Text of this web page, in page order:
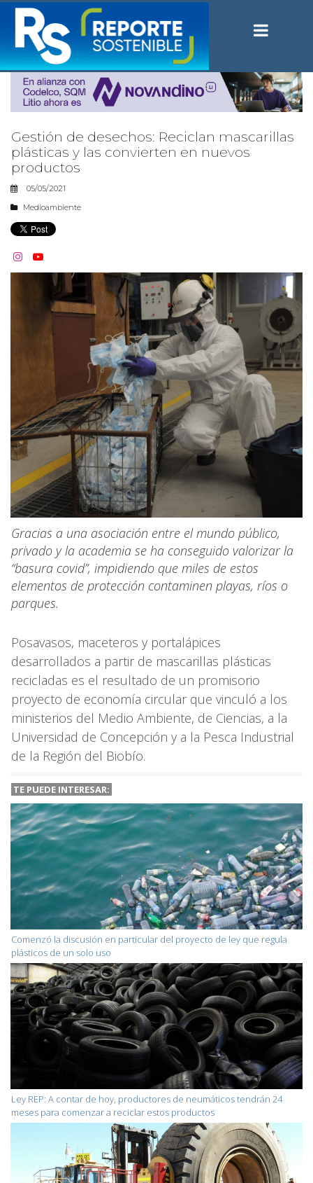
Gestión de desechos: Reciclan mascarillas
plásticas y las convierten en nuevos
productos
05/05/2021
Medioambiente
 
Gracias a una asociación entre el mundo público,
privado y la academia se ha conseguido valorizar la
“basura covid”, impidiendo que miles de estos
elementos de protección contaminen playas, ríos o
parques.
Posavasos, maceteros y portalápices
desarrollados a partir de mascarillas plásticas
recicladas es el resultado de un promisorio
proyecto de economía circular que vinculó a los
ministerios del Medio Ambiente, de Ciencias, a la
Universidad de Concepción y a la Pesca Industrial
de la Región del Biobío.
TE PUEDE INTERESAR:
Comenzó la discusión en particular del proyecto de ley que regula
plásticos de un solo uso
Ley REP: A contar de hoy, productores de neumáticos tendrán 24
meses para comenzar a reciclar estos productos